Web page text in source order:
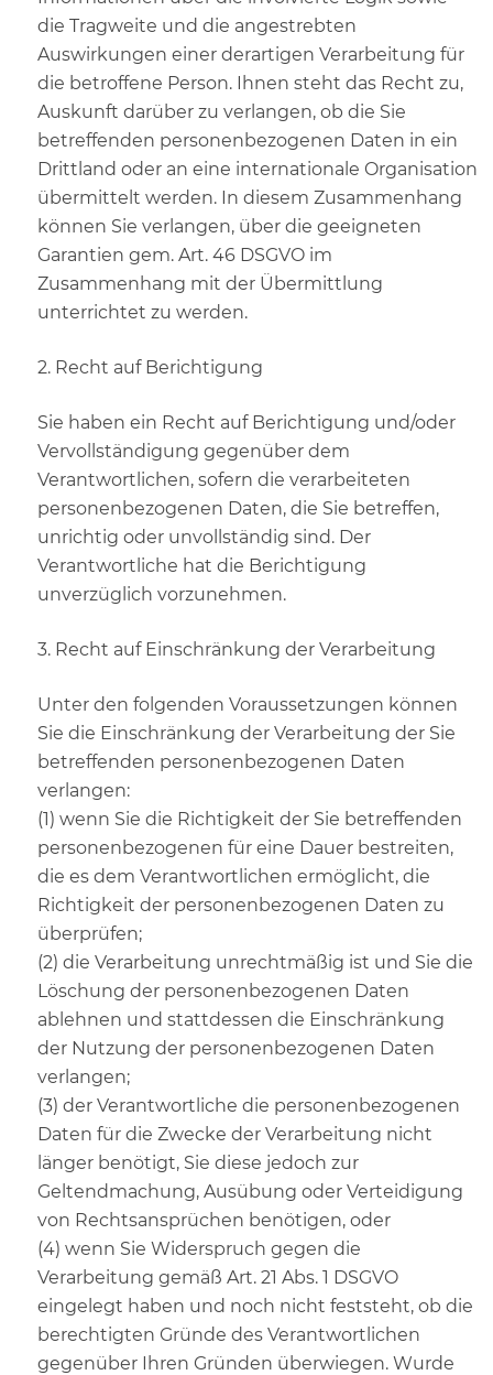
die Tragweite und die angestrebten
Auswirkungen einer derartigen Verarbeitung für
die betroffene Person. Ihnen steht das Recht zu,
Auskunft darüber zu verlangen, ob die Sie
betreffenden personenbezogenen Daten in ein
Drittland oder an eine internationale Organisation
übermittelt werden. In diesem Zusammenhang
können Sie verlangen, über die geeigneten
Garantien gem. Art. 46 DSGVO im
Zusammenhang mit der Übermittlung
unterrichtet zu werden.
2. Recht auf Berichtigung
Sie haben ein Recht auf Berichtigung und/oder
Vervollständigung gegenüber dem
Verantwortlichen, sofern die verarbeiteten
personenbezogenen Daten, die Sie betreffen,
unrichtig oder unvollständig sind. Der
Verantwortliche hat die Berichtigung
unverzüglich vorzunehmen.
3. Recht auf Einschränkung der Verarbeitung
Unter den folgenden Voraussetzungen können
Sie die Einschränkung der Verarbeitung der Sie
betreffenden personenbezogenen Daten
verlangen:
(1) wenn Sie die Richtigkeit der Sie betreffenden
personenbezogenen für eine Dauer bestreiten,
die es dem Verantwortlichen ermöglicht, die
Richtigkeit der personenbezogenen Daten zu
überprüfen;
(2) die Verarbeitung unrechtmäßig ist und Sie die
Löschung der personenbezogenen Daten
ablehnen und stattdessen die Einschränkung
der Nutzung der personenbezogenen Daten
verlangen;
(3) der Verantwortliche die personenbezogenen
Daten für die Zwecke der Verarbeitung nicht
länger benötigt, Sie diese jedoch zur
Geltendmachung, Ausübung oder Verteidigung
von Rechtsansprüchen benötigen, oder
(4) wenn Sie Widerspruch gegen die
Verarbeitung gemäß Art. 21 Abs. 1 DSGVO
eingelegt haben und noch nicht feststeht, ob die
berechtigten Gründe des Verantwortlichen
gegenüber Ihren Gründen überwiegen. Wurde